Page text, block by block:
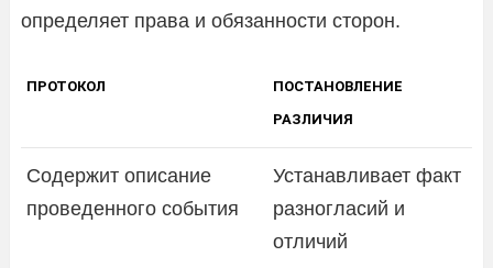
определяет права и обязанности сторон.
ПРОТОКОЛ
ПОСТАНОВЛЕНИЕ
РАЗЛИЧИЯ
Содержит описание
проведенного события
Устанавливает факт
разногласий и
отличий